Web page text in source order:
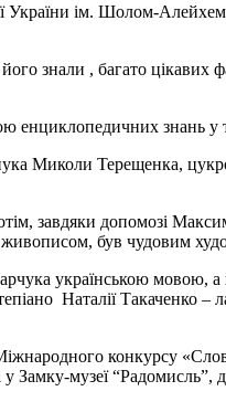
ім. Шолом-
знали , багато
знань у
Миколи Терещенка,
завдяки допомозі
живописом, був чудовим
українською мовою,
Наталії Такаченко
конкурсу
музеї “Радомисль”,